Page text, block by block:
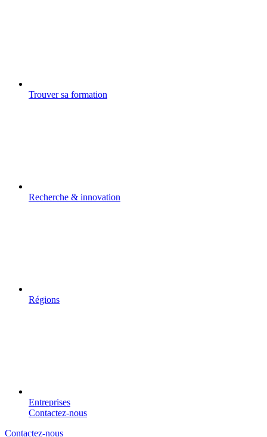
Trouver sa formation
Recherche & innovation
Régions
Entreprises
Contactez-nous
Contactez-nous